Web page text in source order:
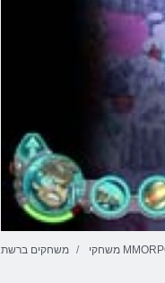
משחקים ברשת